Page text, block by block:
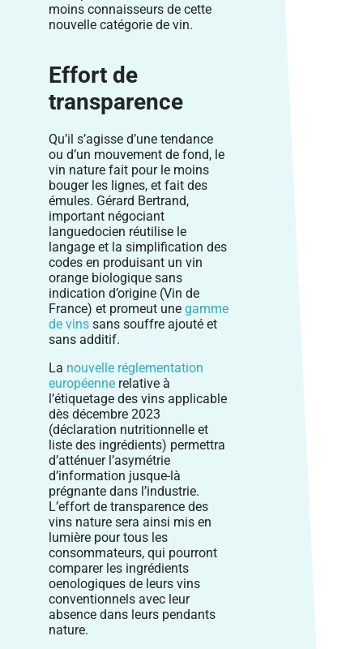
moins connaisseurs de cette
nouvelle catégorie de vin.
Effort de
transparence
Qu’il s’agisse d’une tendance
ou d’un mouvement de fond, le
vin nature fait pour le moins
bouger les lignes, et fait des
émules. Gérard Bertrand,
important négociant
languedocien réutilise le
langage et la simplification des
codes en produisant un vin
orange biologique sans
indication d’origine (Vin de
France) et promeut une gamme
de vins sans souffre ajouté et
sans additif.
La nouvelle réglementation
européenne relative à
l’étiquetage des vins applicable
dès décembre 2023
(déclaration nutritionnelle et
liste des ingrédients) permettra
d’atténuer l’asymétrie
d’information jusque-là
prégnante dans l’industrie.
L’effort de transparence des
vins nature sera ainsi mis en
lumière pour tous les
consommateurs, qui pourront
comparer les ingrédients
oenologiques de leurs vins
conventionnels avec leur
absence dans leurs pendants
nature.